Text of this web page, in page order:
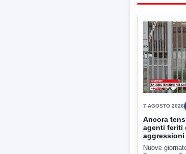
7 AGOSTO 2026
Ancora
agenti feriti
Nuove
Benevento.